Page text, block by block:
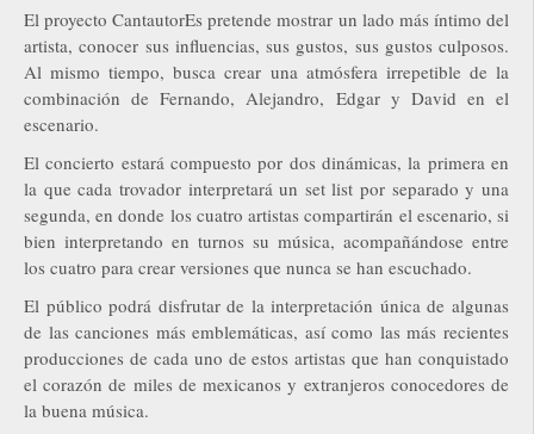
El proyecto CantautorEs pretende mostrar un lado más íntimo del
artista, conocer sus influencias, sus gustos, sus gustos culposos.
Al mismo tiempo, busca crear una atmósfera irrepetible de la
combinación de Fernando, Alejandro, Edgar y David en el
escenario.
El concierto estará compuesto por dos dinámicas, la primera en
la que cada trovador interpretará un set list por separado y una
segunda, en donde los cuatro artistas compartirán el escenario, si
bien interpretando en turnos su música, acompañándose entre
los cuatro para crear versiones que nunca se han escuchado.
El público podrá disfrutar de la interpretación única de algunas
de las canciones más emblemáticas, así como las más recientes
producciones de cada uno de estos artistas que han conquistado
el corazón de miles de mexicanos y extranjeros conocedores de
la buena música.